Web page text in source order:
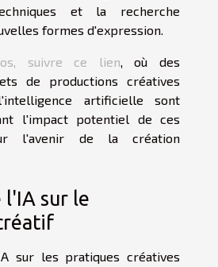
et la recherche
formes d'expression.
suivre ce lien, où des
de productions créatives
artificielle sont
l'impact potentiel de ces
l'avenir de la création
l'IA sur le
sur les pratiques créatives